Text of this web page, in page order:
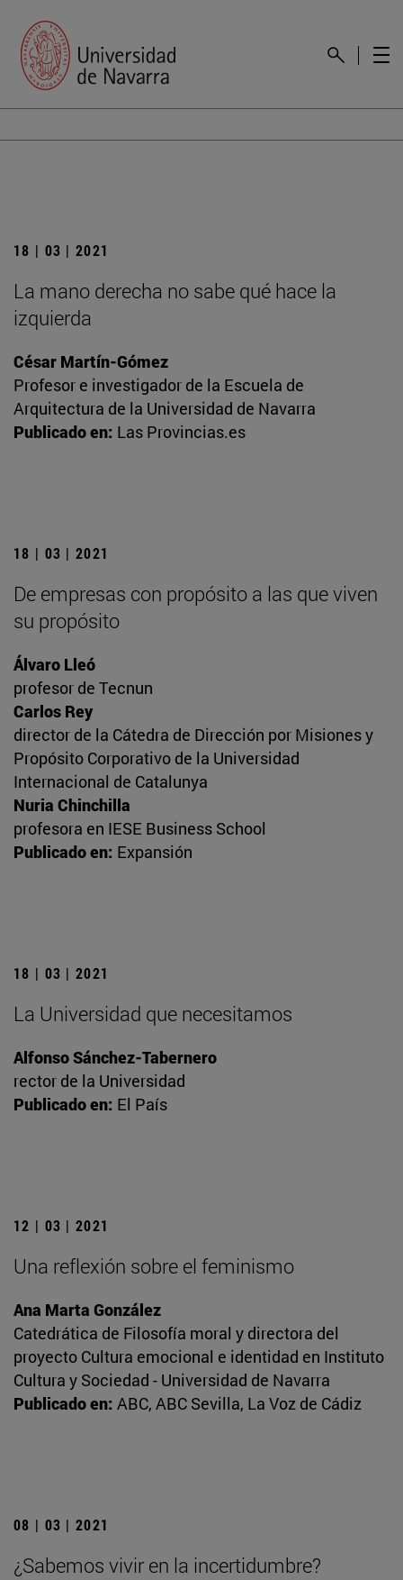
18 | 03 | 2021
La mano derecha no sabe qué hace la
izquierda
César Martín-Gómez
Profesor e investigador de la Escuela de
Arquitectura de la Universidad de Navarra
Publicado en: Las Provincias.es
18 | 03 | 2021
De empresas con propósito a las que viven
su propósito
Álvaro Lleó
profesor de Tecnun
Carlos Rey
director de la Cátedra de Dirección por Misiones y
Propósito Corporativo de la Universidad
Internacional de Catalunya
Nuria Chinchilla
profesora en IESE Business School
Publicado en: Expansión
18 | 03 | 2021
La Universidad que necesitamos
Alfonso Sánchez-Tabernero
rector de la Universidad
Publicado en: El País
12 | 03 | 2021
Una reflexión sobre el feminismo
Ana Marta González
Catedrática de Filosofía moral y directora del
proyecto Cultura emocional e identidad en Instituto
Cultura y Sociedad - Universidad de Navarra
Publicado en: ABC, ABC Sevilla, La Voz de Cádiz
08 | 03 | 2021
¿Sabemos vivir en la incertidumbre?